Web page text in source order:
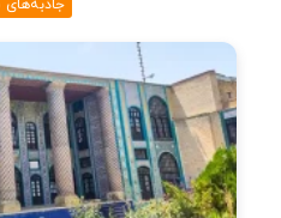
روستاهای
هدف
اقامتگاه